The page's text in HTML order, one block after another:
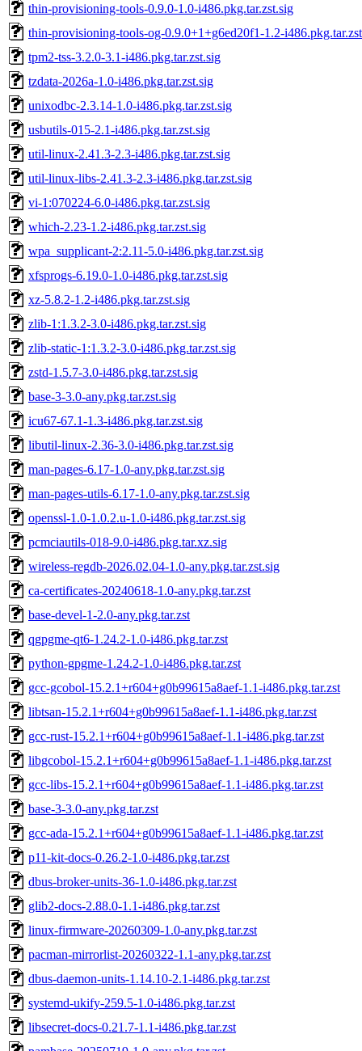
thin-provisioning-tools-0.9.0-1.0-i486.pkg.tar.zst.sig
thin-provisioning-tools-og-0.9.0+1+g6ed20f1-1.2-
tpm2-tss-3.2.0-3.1-i486.pkg.tar.zst.sig
tzdata-2026a-1.0-i486.pkg.tar.zst.sig
unixodbc-2.3.14-1.0-i486.pkg.tar.zst.sig
usbutils-015-2.1-i486.pkg.tar.zst.sig
util-linux-2.41.3-2.3-i486.pkg.tar.zst.sig
util-linux-libs-2.41.3-2.3-i486.pkg.tar.zst.sig
vi-1:070224-6.0-i486.pkg.tar.zst.sig
which-2.23-1.2-i486.pkg.tar.zst.sig
wpa_supplicant-2:2.11-5.0-i486.pkg.tar.zst.sig
xfsprogs-6.19.0-1.0-i486.pkg.tar.zst.sig
xz-5.8.2-1.2-i486.pkg.tar.zst.sig
zlib-1:1.3.2-3.0-i486.pkg.tar.zst.sig
zlib-static-1:1.3.2-3.0-i486.pkg.tar.zst.sig
zstd-1.5.7-3.0-i486.pkg.tar.zst.sig
base-3-3.0-any.pkg.tar.zst.sig
icu67-67.1-1.3-i486.pkg.tar.zst.sig
libutil-linux-2.36-3.0-i486.pkg.tar.zst.sig
man-pages-6.17-1.0-any.pkg.tar.zst.sig
man-pages-utils-6.17-1.0-any.pkg.tar.zst.sig
openssl-1.0-1.0.2.u-1.0-i486.pkg.tar.zst.sig
pcmciautils-018-9.0-i486.pkg.tar.xz.sig
wireless-regdb-2026.02.04-1.0-any.pkg.tar.zst.sig
ca-certificates-20240618-1.0-any.pkg.tar.zst
base-devel-1-2.0-any.pkg.tar.zst
qgpgme-qt6-1.24.2-1.0-i486.pkg.tar.zst
python-gpgme-1.24.2-1.0-i486.pkg.tar.zst
gcc-gcobol-15.2.1+r604+g0b99615a8aef-1.1-i486.pkg.tar.zst
libtsan-15.2.1+r604+g0b99615a8aef-1.1-i486.pkg.tar.zst
gcc-rust-15.2.1+r604+g0b99615a8aef-1.1-i486.pkg.tar.zst
libgcobol-15.2.1+r604+g0b99615a8aef-1.1-i486.pkg.tar.zst
gcc-libs-15.2.1+r604+g0b99615a8aef-1.1-i486.pkg.tar.zst
base-3-3.0-any.pkg.tar.zst
gcc-ada-15.2.1+r604+g0b99615a8aef-1.1-i486.pkg.tar.zst
p11-kit-docs-0.26.2-1.0-i486.pkg.tar.zst
dbus-broker-units-36-1.0-i486.pkg.tar.zst
glib2-docs-2.88.0-1.1-i486.pkg.tar.zst
linux-firmware-20260309-1.0-any.pkg.tar.zst
pacman-mirrorlist-20260322-1.1-any.pkg.tar.zst
dbus-daemon-units-1.14.10-2.1-i486.pkg.tar.zst
systemd-ukify-259.5-1.0-i486.pkg.tar.zst
libsecret-docs-0.21.7-1.1-i486.pkg.tar.zst